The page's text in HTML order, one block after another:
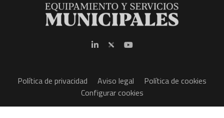
Política de privacidad Aviso legal
Política de cookies
Configurar cookies